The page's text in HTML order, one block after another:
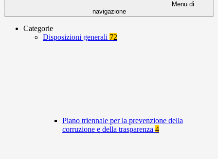
Menu di
navigazione
Categorie
Disposizioni generali 72
Piano triennale per la prevenzione della
corruzione e della trasparenza 4